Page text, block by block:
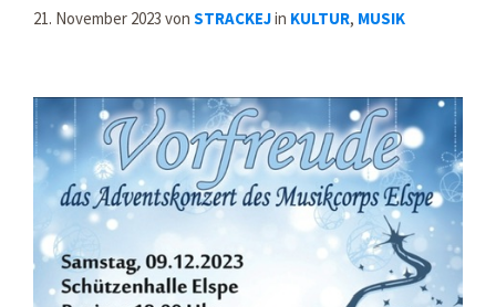
21. November 2023 von STRACKEJin KULTUR, MUSIK